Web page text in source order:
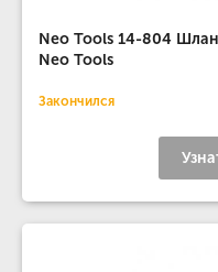
Neo Tools 14-804
Neo Tools
Закончился